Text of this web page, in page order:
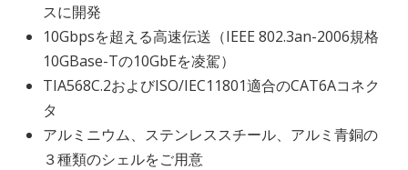
スに開発
10Gbpsを超える高速伝送（IEEE 802.3an-2006規格
10GBase-Tの10GbEを凌駕）
TIA568C.2およびISO/IEC11801適合のCAT6Aコネク
タ
アルミニウム、ステンレススチール、アルミ青銅の
３種類のシェルをご用意